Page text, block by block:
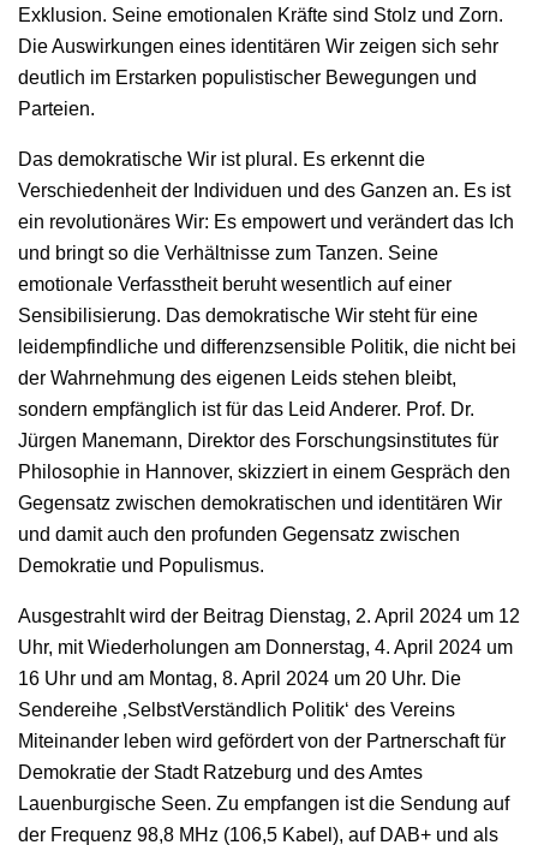
Exklusion. Seine emotionalen Kräfte sind Stolz und Zorn.
Die Auswirkungen eines identitären Wir zeigen sich sehr
deutlich im Erstarken populistischer Bewegungen und
Parteien.
Das demokratische Wir ist plural. Es erkennt die
Verschiedenheit der Individuen und des Ganzen an. Es ist
ein revolutionäres Wir: Es empowert und verändert das Ich
und bringt so die Verhältnisse zum Tanzen. Seine
emotionale Verfasstheit beruht wesentlich auf einer
Sensibilisierung. Das demokratische Wir steht für eine
leidempfindliche und differenzsensible Politik, die nicht bei
der Wahrnehmung des eigenen Leids stehen bleibt,
sondern empfänglich ist für das Leid Anderer. Prof. Dr.
Jürgen Manemann, Direktor des Forschungsinstitutes für
Philosophie in Hannover, skizziert in einem Gespräch den
Gegensatz zwischen demokratischen und identitären Wir
und damit auch den profunden Gegensatz zwischen
Demokratie und Populismus.
Ausgestrahlt wird der Beitrag Dienstag, 2. April 2024 um 12
Uhr, mit Wiederholungen am Donnerstag, 4. April 2024 um
16 Uhr und am Montag, 8. April 2024 um 20 Uhr. Die
Sendereihe ‚SelbstVerständlich Politik‘ des Vereins
Miteinander leben wird gefördert von der Partnerschaft für
Demokratie der Stadt Ratzeburg und des Amtes
Lauenburgische Seen. Zu empfangen ist die Sendung auf
der Frequenz 98,8 MHz (106,5 Kabel), auf DAB+ und als